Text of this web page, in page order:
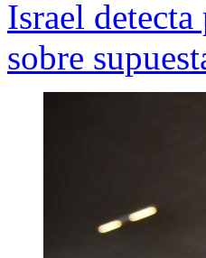
Israel
sobre